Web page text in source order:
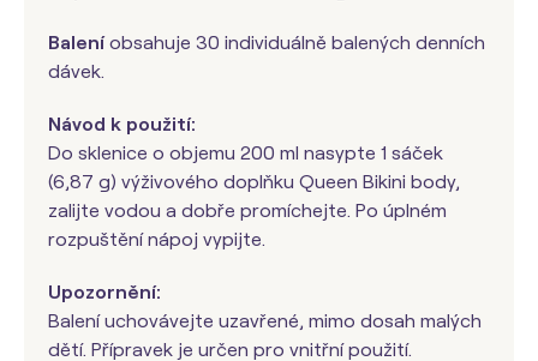
Baleníobsahuje 30 individuálně balených denních
dávek.
Návod k použití:
Do sklenice o objemu 200 ml nasypte 1 sáček
(6,87 g) výživového doplňku Queen Bikini body,
zalijte vodou a dobře promíchejte. Po úplném
rozpuštění nápoj vypijte.
Upozornění:
Balení uchovávejte uzavřené, mimo dosah malých
dětí. Přípravek je určen pro vnitřní použití.